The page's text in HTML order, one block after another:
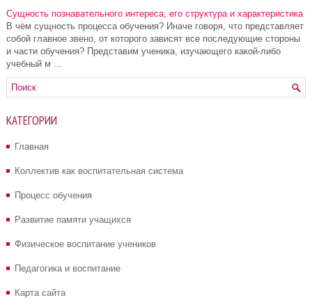
Сущность познавательного интереса, его структура и характеристика
В чём сущность процесса обучения? Иначе говоря, что представляет
собой главное звено, от которого зависят все последующие стороны
и части обучения? Представим ученика, изучающего какой-либо
учебный м ...
КАТЕГОРИИ
Главная
Коллектив как воспитательная система
Процесс обучения
Развитие памяти учащихся
Физическое воспитание учеников
Педагогика и воспитание
Карта сайта